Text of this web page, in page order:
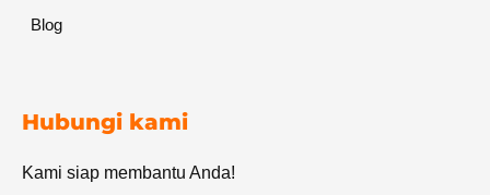
Blog
Hubungi kami
Kami siap membantu Anda!